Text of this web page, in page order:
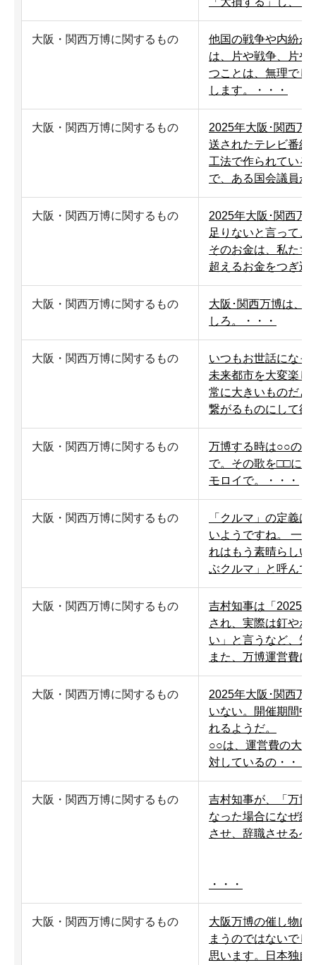
大阪・関西万博に関するもの
他国の戦争や内紛が
は、片や戦争、片や
つことは、無理でし
します。・・・
大阪・関西万博に関するもの
2025年大阪･関西万
送されたテレビ番組
工法で作られている
で、ある国会議員が
大阪・関西万博に関するもの
2025年大阪･関西万
足りないと言って、
そのお金は、私たち
超えるお金をつぎ込
大阪・関西万博に関するもの
大阪･関西万博は、
しろ。・・・
大阪・関西万博に関するもの
いつもお世話になっ
未来都市を大変楽し
常に大きいものだと
繋がるものにして欲
大阪・関西万博に関するもの
万博する時は○○の
で。その歌を□□に
モロイで。・・・
大阪・関西万博に関するもの
「クルマ」の定義
いようですね。 一
れはもう素晴らしい
ぶクルマ」と呼んで
大阪・関西万博に関するもの
吉村知事は「2025
され、実際は釘やボ
い」と言うなど、知
また、万博運営費
大阪・関西万博に関するもの
2025年大阪･関西万
いない。開催期間中
れるようだ。
○○は、運営費の大
対しているの・・・
大阪・関西万博に関するもの
吉村知事が、「万博
なった場合になぜ経
させ、辞職させるべ
・・・
大阪・関西万博に関するもの
大阪万博の催し物に
まうのではないで
思います。日本独自